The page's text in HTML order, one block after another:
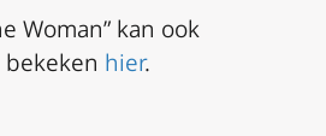
Woman” kan ook
hier.